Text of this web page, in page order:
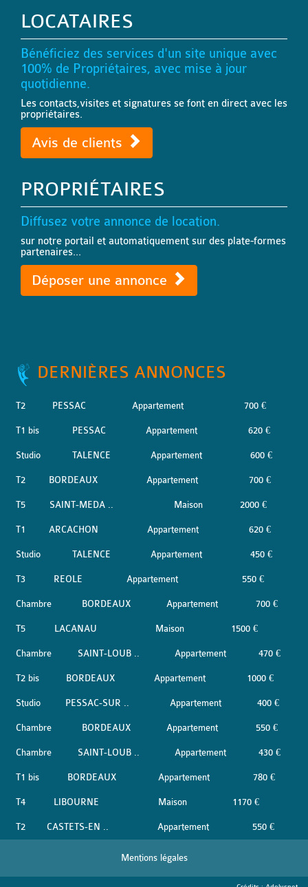
LOCATAIRES
Bénéficiez des services d'un site unique avec
100% de Propriétaires, avec mise à jour
quotidienne.
Les contacts,visites et signatures se font en direct avec les
propriétaires.
Avis de clients
PROPRIÉTAIRES
Diffusez votre annonce de location.
sur notre portail et automatiquement sur des plate-formes
partenaires...
Déposer une annonce
DERNIÈRES ANNONCES
T2 PESSAC Appartement 700 €
T1 bis PESSAC Appartement 620 €
Studio TALENCE Appartement 600 €
T2 BORDEAUX Appartement 700 €
T5 SAINT-MEDA .. Maison 2000 €
T1 ARCACHON Appartement 620 €
Studio TALENCE Appartement 450 €
T3 REOLE Appartement 550 €
Chambre BORDEAUX Appartement 700 €
T5 LACANAU Maison 1500 €
Chambre SAINT-LOUB .. Appartement 470 €
T2 bis BORDEAUX Appartement 1000 €
Studio PESSAC-SUR .. Appartement 400 €
Chambre BORDEAUX Appartement 550 €
Chambre SAINT-LOUB .. Appartement 430 €
T1 bis BORDEAUX Appartement 780 €
T4 LIBOURNE Maison 1170 €
T2 CASTETS-EN .. Appartement 550 €
Mentions légales